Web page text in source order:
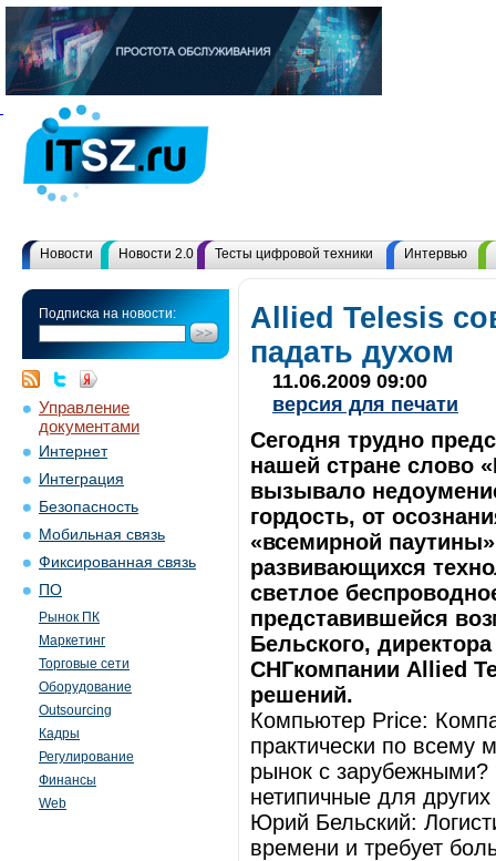
Новости Новости 2.0 Тесты цифровой техники Интервью
Подписка на новости:
Управление
документами
Интернет
Интеграция
Безопасность
Мобильная связь
Фиксированная связь
ПО
Рынок ПК
Маркетинг
Торговые сети
Оборудование
Outsourcing
Кадры
Регулирование
Финансы
Web
Allied Telesis
падать духом
11.06.2009 09:00
версия для печати
Сегодня трудно
нашей стране слово
вызывало
гордость, от
«всемирной
развивающихся
светлое
представившейся
Бельского,
СНГкомпании Allied
решений.
Компьютер Price:
практически по всему
рынок с зарубежными?
нетипичные для других
Юрий Бельский:
времени и требует